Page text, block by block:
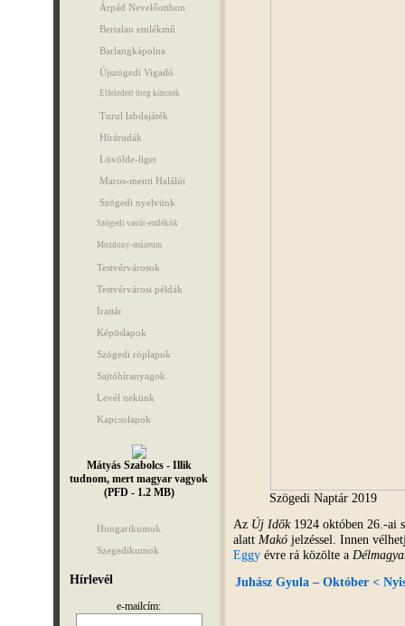
Árpád Nevelőotthon
Bertalan emlékmű
Barlangkápolna
Újszögedi Vigadó
Elfeledett öreg kincsek
Turul labdajáték
Hírárudák
Lövölde-liget
Maros-menti Halálút
Szögedi nyelvünk
Szögedi vasút-emlékök
Mozdony-múzeum
Testvérvárosok
Testvérvárosi példák
Irattár
Képöslapok
Szögedi röplapok
Sajtóhíranyagok
Levél nekünk
Kapcsolapok
Mátyás Szabolcs - Illik
tudnom, mert magyar vagyok
(PFD - 1.2 MB)
Hungarikumok
Szegedikumok
Hírlevél
e-mailcím:
Szögedi Naptár 2019
Az Új Idők1924 októben 26.-ai
alatt Makó jelzéssel. Innen
Eggy évre rá közölte a
Juhász Gyula – Október <